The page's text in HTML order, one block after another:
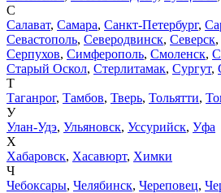
С
Салават, Самара, Санкт-Петербург,
Севастополь, Северодвинск, Северск,
Серпухов, Симферополь, Смоленск,
Старый Оскол, Стерлитамак, Сургут,
Т
Таганрог, Тамбов, Тверь, Тольятти,
У
Улан-Удэ, Ульяновск, Уссурийск, Уфа
Х
Хабаровск, Хасавюрт, Химки
Ч
Чебоксары, Челябинск, Череповец,